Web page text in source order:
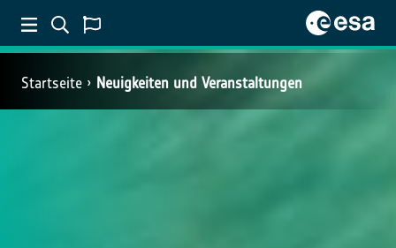
Startseite Neuigkeiten und Veranstaltungen